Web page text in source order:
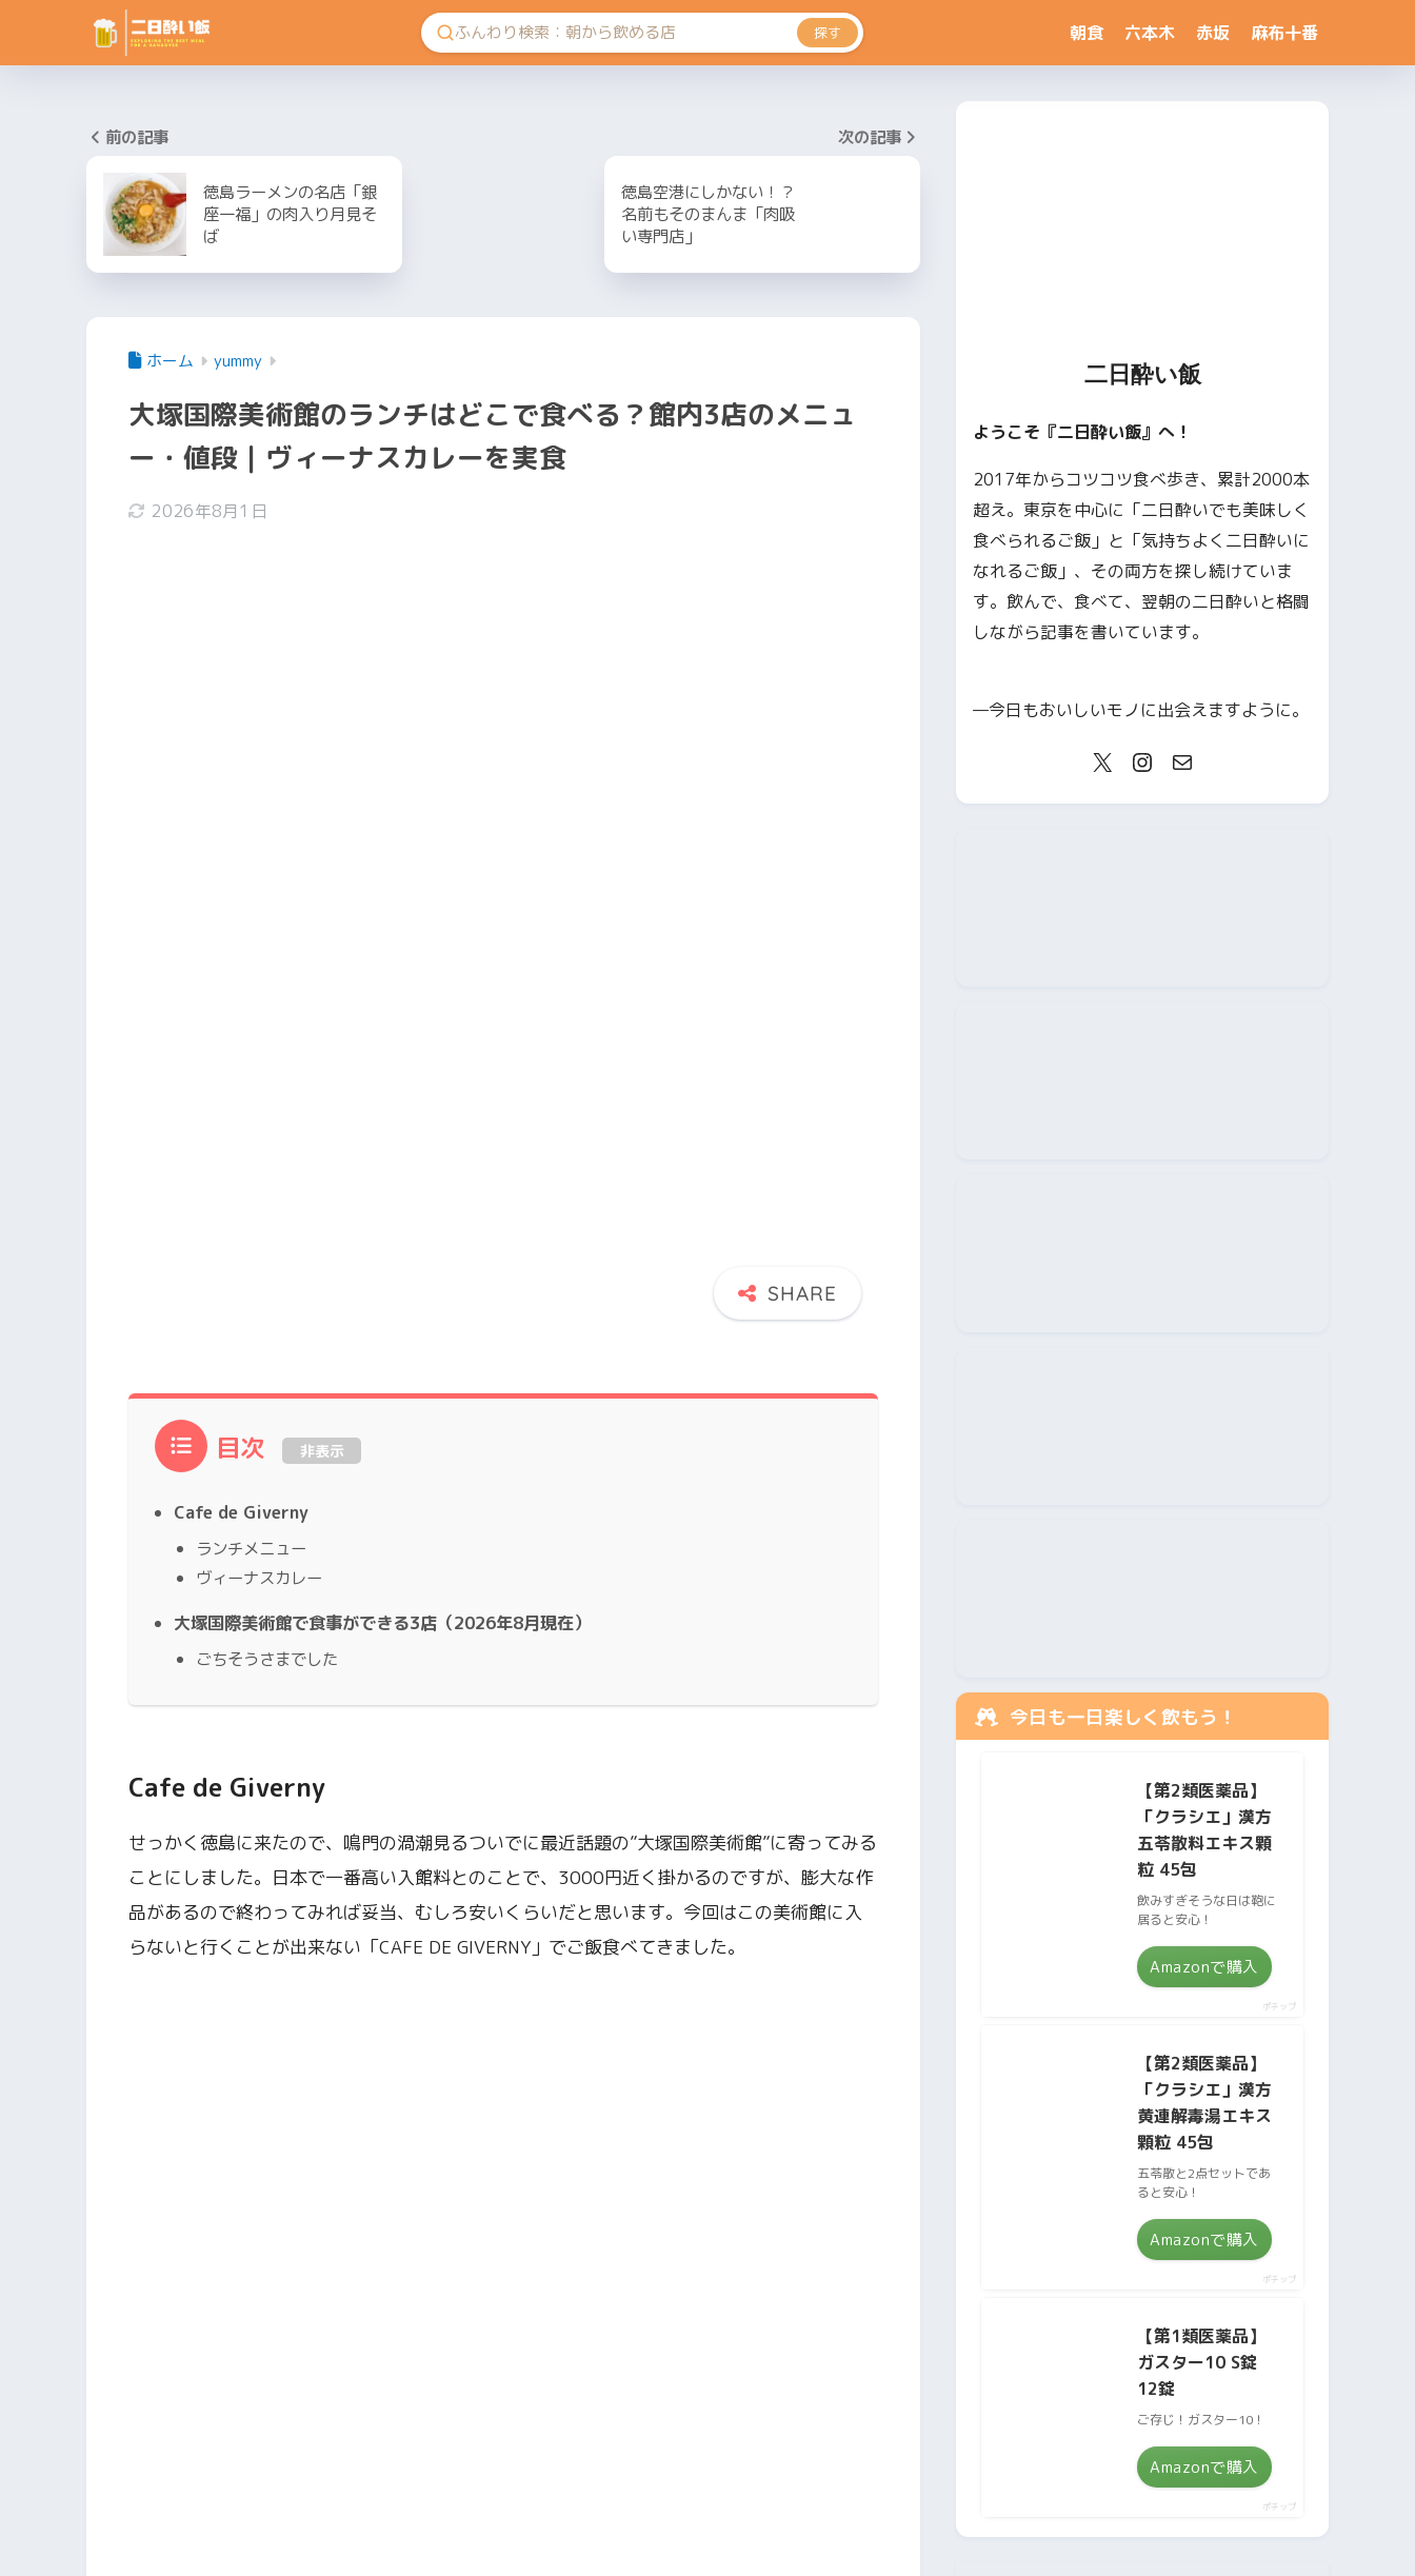
探す 朝食 六本木 赤坂 麻布十番
前の記事
徳島ラーメンの名店「銀
座一福」の肉入り月見そ
ば
次の記事
徳島空港にしかない！？
名前もそのまんま「肉吸
い専門店」
ホーム yummy
大塚国際美術館のランチはどこで食べる？館内3店のメニュ
ー・値段｜ヴィーナスカレーを実食
2026年8月1日
目次 非表示
Cafe de Giverny
ランチメニュー
ヴィーナスカレー
大塚国際美術館で食事ができる3店（2026年8月現在）
ごちそうさまでした
Cafe de Giverny
せっかく徳島に来たので、鳴門の渦潮見るついでに最近話題の”大塚国際美術館”に寄ってみる
ことにしました。日本で一番高い入館料とのことで、3000円近く掛かるのですが、膨大な作
品があるので終わってみれば妥当、むしろ安いくらいだと思います。今回はこの美術館に入
らないと行くことが出来ない「CAFE DE GIVERNY」でご飯食べてきました。
二日酔い飯
ようこそ『二日酔い飯』へ！
2017年からコツコツ食べ歩き、累計2000本
超え。東京を中心に「二日酔いでも美味しく
食べられるご飯」と「気持ちよく二日酔いに
なれるご飯」、その両方を探し続けていま
す。飲んで、食べて、翌朝の二日酔いと格闘
しながら記事を書いています。
—今日もおいしいモノに出会えますように。
今日も一日楽しく飲もう！
【第2類医薬品】
「クラシエ」漢方
五苓散料エキス顆
粒 45包
飲みすぎそうな日は鞄に
居ると安心！
Amazonで購入
ポチップ
【第2類医薬品】
「クラシエ」漢方
黄連解毒湯エキス
顆粒 45包
五苓散と2点セットであ
ると安心！
Amazonで購入
ポチップ
【第1類医薬品】
ガスター10 S錠
12錠
ご存じ！ガスター10！
Amazonで購入
ポチップ